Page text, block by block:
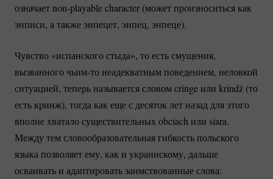
означает non-playablecharacter (может произноситься как
энписи, а также энпецет, энпец, энпеце).
Чувство «испанского стыда», то есть смущения,
вызванногочьим-тонеадекватным поведением, неловкой
ситуацией, теперь называется словом cringe или krindż (то
есть кринж), тогда как еще с десяток лет назад для этого
вполне хватало существительных obciach или siara.
Между тем словообразовательная гибкость польского
языка позволяет ему, как и украинскому, дальше
осваивать и адаптировать заимствованные слова: